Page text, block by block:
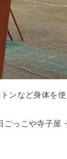
ンなど身体を使
っこや寺子屋・